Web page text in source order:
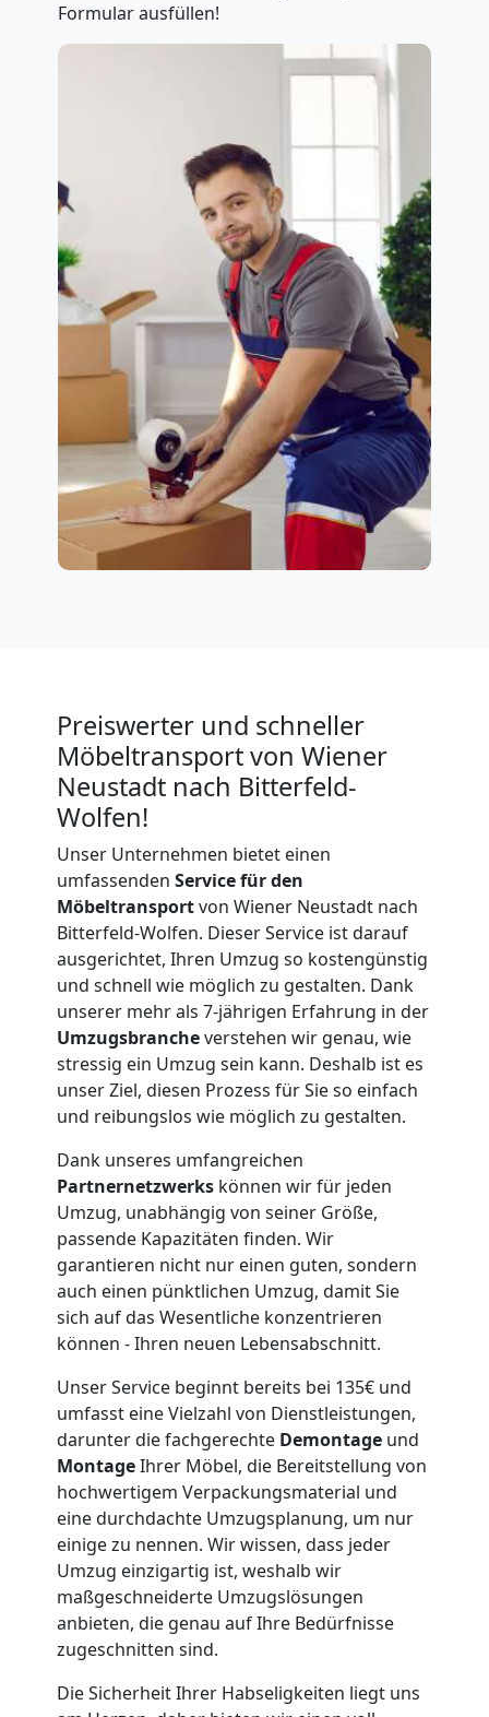
Formular ausfüllen!
Preiswerter und schneller
Möbeltransport von Wiener
Neustadt nach Bitterfeld-
Wolfen!
Unser Unternehmen bietet einen
umfassenden Service für den
Möbeltransportvon Wiener Neustadt nach
Bitterfeld-Wolfen. Dieser Service ist darauf
ausgerichtet, Ihren Umzug so kostengünstig
und schnell wie möglich zu gestalten. Dank
unserer mehr als 7-jährigen Erfahrung in der
Umzugsbrancheverstehen wir genau, wie
stressig ein Umzug sein kann. Deshalb ist es
unser Ziel, diesen Prozess für Sie so einfach
und reibungslos wie möglich zu gestalten.
Dank unseres umfangreichen
Partnernetzwerks können wir für jeden
Umzug, unabhängig von seiner Größe,
passende Kapazitäten finden. Wir
garantieren nicht nur einen guten, sondern
auch einen pünktlichen Umzug, damit Sie
sich auf das Wesentliche konzentrieren
können - Ihren neuen Lebensabschnitt.
Unser Service beginnt bereits bei 135€ und
umfasst eine Vielzahl von Dienstleistungen,
darunter die fachgerechte Demontage und
MontageIhrer Möbel, die Bereitstellung von
hochwertigem Verpackungsmaterial und
eine durchdachte Umzugsplanung, um nur
einige zu nennen. Wir wissen, dass jeder
Umzug einzigartig ist, weshalb wir
maßgeschneiderte Umzugslösungen
anbieten, die genau auf Ihre Bedürfnisse
zugeschnitten sind.
Die Sicherheit Ihrer Habseligkeiten liegt uns
Umzugshelfer
Wiener
Neustadt
Möbeltaxi
Wiener
Neustadt
Kleintransport
Wiener